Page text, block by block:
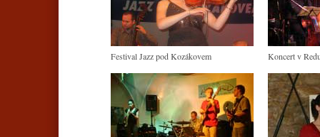
Festival Jazz pod Kozákovem Koncert v